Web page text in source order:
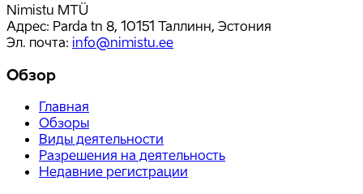
Nimistu MTÜ
Адрес: Parda tn 8, 10151 Таллинн, Эстония
Эл. почта: info@nimistu.ee
Обзор
Главная
Обзоры
Виды деятельности
Разрешения на деятельность
Недавние регистрации